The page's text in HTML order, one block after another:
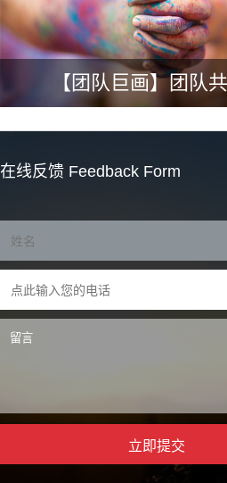
【团队巨画】团队
在线反馈 Feedback Form